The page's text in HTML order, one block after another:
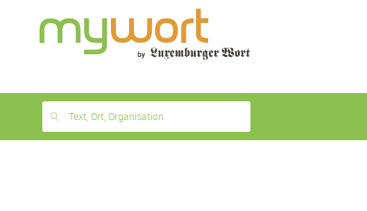
month
free
Text, Ort, Organisation